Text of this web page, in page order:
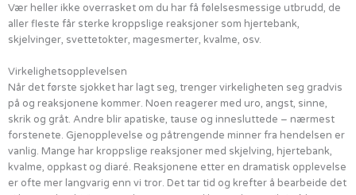
Vær heller ikke overrasket om du har få følelsesmessige utbrudd, de
aller fleste får sterke kroppslige reaksjoner som hjertebank,
skjelvinger, svettetokter, magesmerter, kvalme, osv.
Virkelighetsopplevelsen
Når det første sjokket har lagt seg, trenger virkeligheten seg gradvis
på og reaksjonene kommer. Noen reagerer med uro, angst, sinne,
skrik og gråt. Andre blir apatiske, tause og innesluttede – nærmest
forstenete. Gjenopplevelse og påtrengende minner fra hendelsen er
vanlig. Mange har kroppslige reaksjoner med skjelving, hjertebank,
kvalme, oppkast og diaré. Reaksjonene etter en dramatisk opplevelse
er ofte mer langvarig enn vi tror. Det tar tid og krefter å bearbeide det